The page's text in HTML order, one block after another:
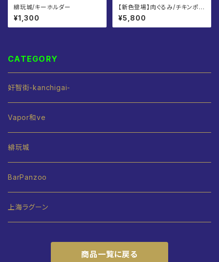
緋玩城/キーホルダー
¥1,300
【新色登場】肉ぐるみ/チキンポー
チ
¥5,800
CATEGORY
奸智街-kanchigai-
Vapor和ve
緋玩城
BarPanzoo
上海ラグーン
商品一覧に戻る